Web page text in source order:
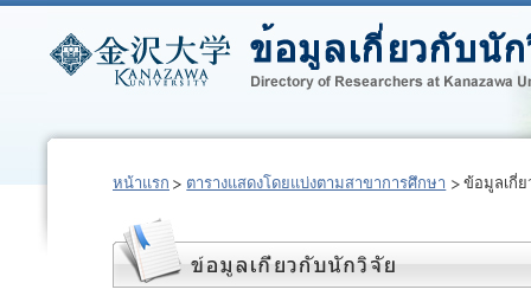
หน้าแรก ตารางแสดงโดยแบ่งตามสาขาการศึกษา ข้อมูลเกี่